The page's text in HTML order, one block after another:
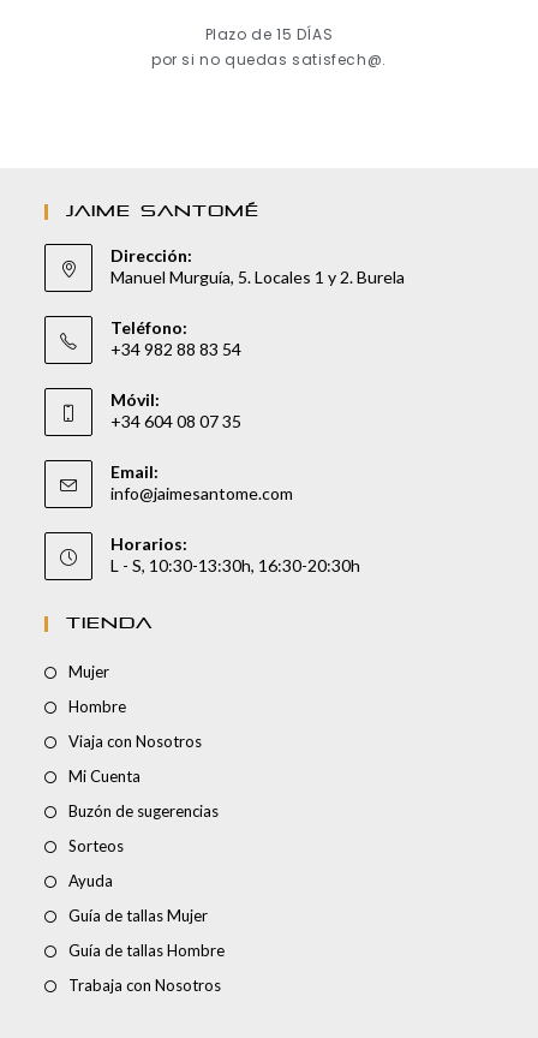
Plazo de 15 DÍAS
por si no quedas satisfech@.
JAIME SANTOMÉ
Dirección:
Manuel Murguía, 5. Locales 1 y 2. Burela
Teléfono:
+34 982 88 83 54
Móvil:
+34 604 08 07 35
Email:
info@jaimesantome.com
Horarios:
L - S, 10:30-13:30h, 16:30-20:30h
TIENDA
Mujer
Hombre
Viaja con Nosotros
Mi Cuenta
Buzón de sugerencias
Sorteos
Ayuda
Guía de tallas Mujer
Guía de tallas Hombre
Trabaja con Nosotros